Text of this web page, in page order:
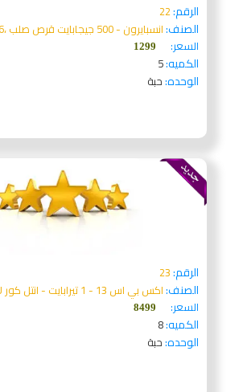
الرقم:22
الصنف:انسبايرون - 500 جيجابايت قرص صلب ،15.6 بوصة
السعر:
1299
الكميه:5
الوحده:حبة
الرقم:23
الصنف:اكس بي اس 13 - 1 تيرابايت - انتل كور i7-8550U فضي
السعر:
8499
الكميه:8
الوحده:حبة